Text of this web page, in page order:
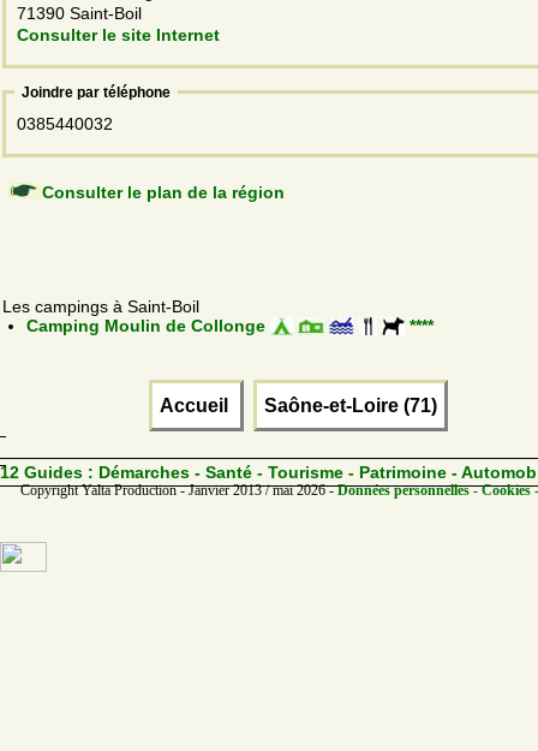
71390 Saint-Boil
Consulter le site Internet
Joindre par téléphone
0385440032
Consulter le plan de la région
Les campings à Saint-Boil
Camping Moulin de Collonge
****
Accueil Saône-et-Loire (71)
12 Guides : Démarches - Santé - Tourisme - Patrimoine -
Copyright Yalta Production - Janvier 2013 / mai 2026 -Données personnelles - Cookies